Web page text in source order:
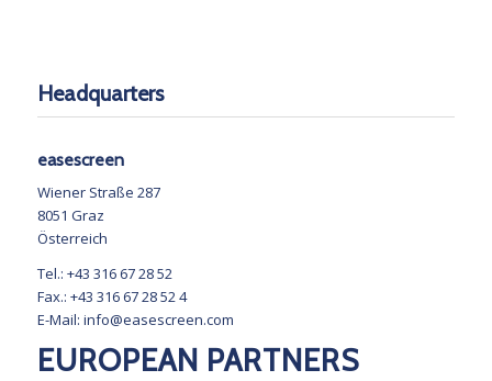
Headquarters
easescreen
Wiener Straße 287
8051 Graz
Österreich
Tel.: +43 316 67 28 52
Fax.: +43 316 67 28 52 4
E-Mail: info@easescreen.com
EUROPEAN PARTNERS